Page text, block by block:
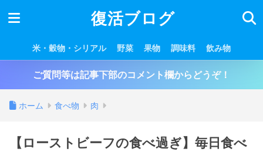
復活ブログ
米・穀物・シリアル 野菜 果物 調味料 飲み物
ご質問等は記事下部のコメント欄からどうぞ！
ホーム 食べ物 肉
【ローストビーフの食べ過ぎ】毎日食べ